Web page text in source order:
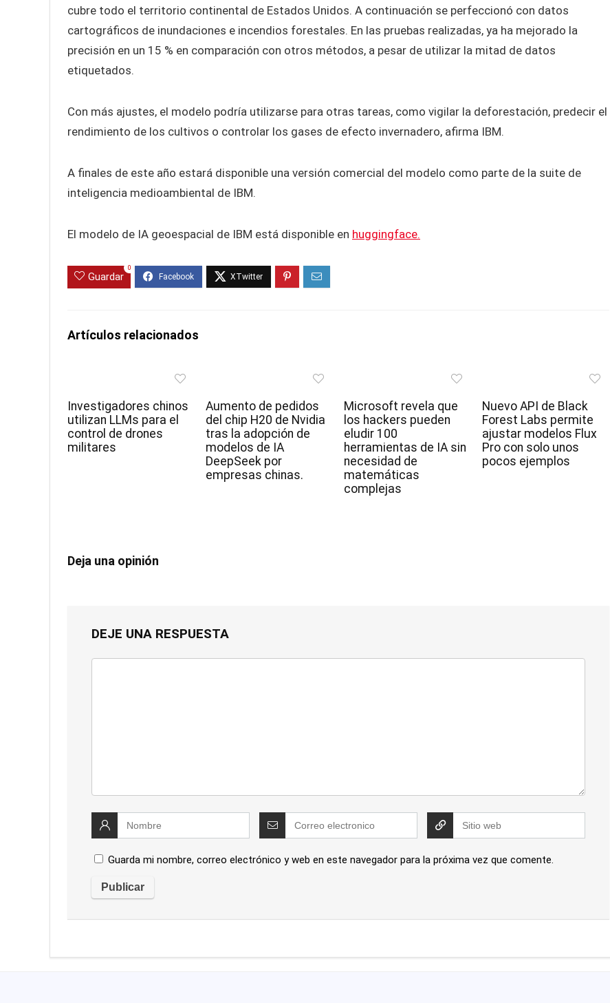
cubre todo el territorio continental de Estados Unidos. A continuación se perfeccionó con datos
cartográficos de inundaciones e incendios forestales. En las pruebas realizadas, ya ha mejorado la
precisión en un 15 % en comparación con otros métodos, a pesar de utilizar la mitad de datos
etiquetados.
Con más ajustes, el modelo podría utilizarse para otras tareas, como vigilar la deforestación, predecir el
rendimiento de los cultivos o controlar los gases de efecto invernadero, afirma IBM.
A finales de este año estará disponible una versión comercial del modelo como parte de la suite de
inteligencia medioambiental de IBM.
El modelo de IA geoespacial de IBM está disponible en huggingface.
Guardar
0
Artículos relacionados
Investigadores chinos
utilizan LLMs para el
control de drones
militares
Aumento de pedidos
del chip H20 de Nvidia
tras la adopción de
modelos de IA
DeepSeek por
empresas chinas.
Microsoft revela que
los hackers pueden
eludir 100
herramientas de IA sin
necesidad de
matemáticas
complejas
Nuevo API de Black
Forest Labs permite
ajustar modelos Flux
Pro con solo unos
pocos ejemplos
Deja una opinión
DEJE UNA RESPUESTA
Guarda mi nombre, correo electrónico y web en este navegador para la próxima vez que comente.